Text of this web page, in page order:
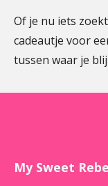
Of je nu iets
cadeautje voor
tussen waar je
My Sweet